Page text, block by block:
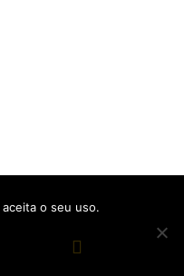
o seu uso.